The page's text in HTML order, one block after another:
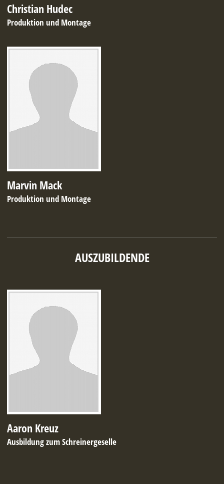
Christian Hudec
Produktion und Montage
Marvin Mack
Produktion und Montage
AUSZUBILDENDE
Aaron Kreuz
Ausbildung zum Schreinergeselle